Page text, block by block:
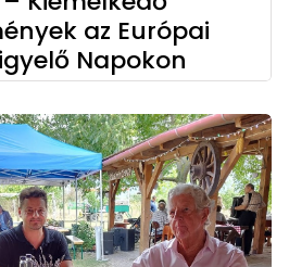
az Európai
Napokon